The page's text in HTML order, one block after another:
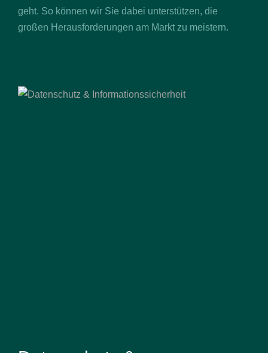
geht. So können wir Sie dabei unterstützen, die
großen Herausforderungen am Markt zu meistern.